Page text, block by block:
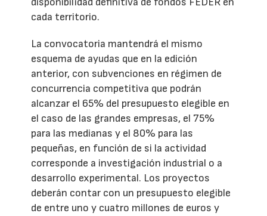
cada territorio.
La convocatoria mantendrá el mismo
esquema de ayudas que en la edición
anterior, con subvenciones en régimen de
concurrencia competitiva que podrán
alcanzar el 65% del presupuesto elegible en
el caso de las grandes empresas, el 75%
para las medianas y el 80% para las
pequeñas, en función de si la actividad
corresponde a investigación industrial o a
desarrollo experimental. Los proyectos
deberán contar con un presupuesto elegible
de entre uno y cuatro millones de euros y